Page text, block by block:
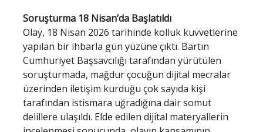
Soruşturma 18 Nisan’da Başlatıldı
Olay, 18 Nisan 2026 tarihinde kolluk kuvvetlerine
yapılan bir ihbarla gün yüzüne çıktı. Bartın
Cumhuriyet Başsavcılığı tarafından yürütülen
soruşturmada, mağdur çocuğun dijital mecralar
üzerinden iletişim kurduğu çok sayıda kişi
tarafından istismara uğradığına dair somut
delillere ulaşıldı. Elde edilen dijital materyallerin